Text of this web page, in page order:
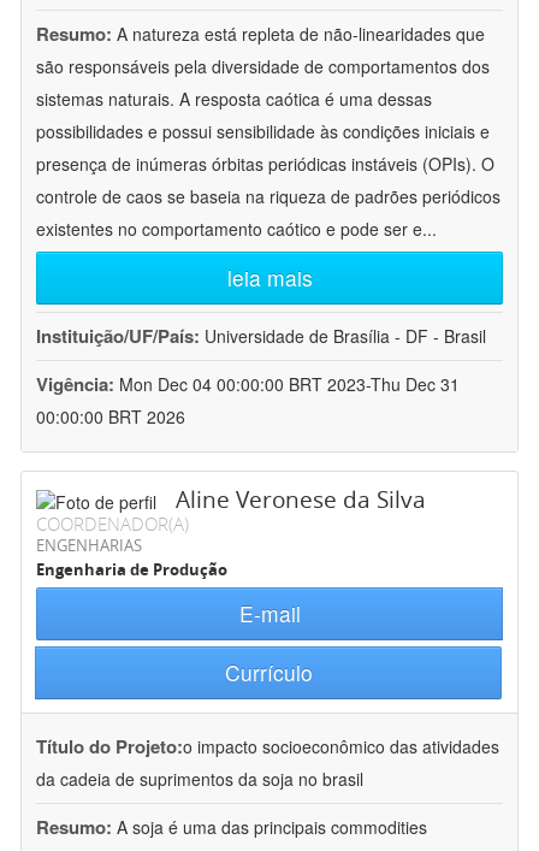
Resumo: A natureza está repleta de não-linearidades que
são responsáveis pela diversidade de comportamentos dos
sistemas naturais. A resposta caótica é uma dessas
possibilidades e possui sensibilidade às condições iniciais e
presença de inúmeras órbitas periódicas instáveis (OPIs). O
controle de caos se baseia na riqueza de padrões periódicos
existentes no comportamento caótico e pode ser e...
leia mais
Instituição/UF/País: Universidade de Brasília - DF - Brasil
Vigência: Mon Dec 04 00:00:00 BRT 2023-Thu Dec 31
00:00:00 BRT 2026
Aline Veronese da Silva
COORDENADOR(A)
ENGENHARIAS
Engenharia de Produção
E-mail
Currículo
Título do Projeto:o impacto socioeconômico das atividades
da cadeia de suprimentos da soja no brasil
Resumo: A soja é uma das principais commodities